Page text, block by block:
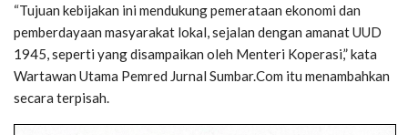
“Tujuan kebijakan ini mendukung pemerataan ekonomi dan
pemberdayaan masyarakat lokal, sejalan dengan amanat UUD
1945, seperti yang disampaikan oleh Menteri Koperasi,” kata
Wartawan Utama Pemred Jurnal Sumbar.Com itu menambahkan
secara terpisah.